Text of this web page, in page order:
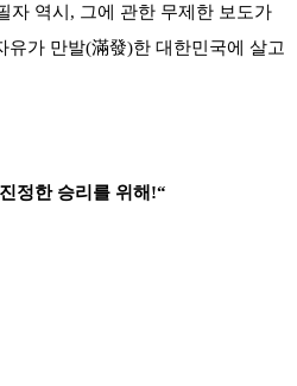
자 역시, 그에 관한 무제한 보도가
가 만발(滿發)한 대한민국에 살고
정한 승리를 위해!“